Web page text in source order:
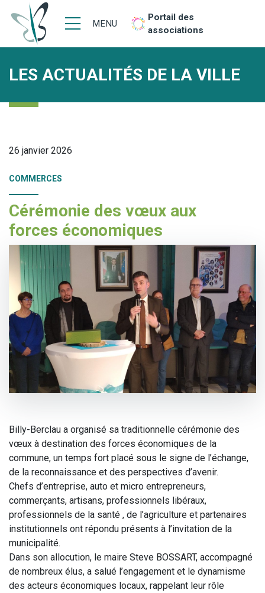
MENU
Portail des
associations
LES ACTUALITÉS DE LA VILLE
26 janvier 2026
COMMERCES
Cérémonie des vœux aux
forces économiques
Billy-Berclau a organisé sa traditionnelle cérémonie des
vœux à destination des forces économiques de la
commune, un temps fort placé sous le signe de l’échange,
de la reconnaissance et des perspectives d’avenir.
Chefs d’entreprise, auto et micro entrepreneurs,
commerçants, artisans, professionnels libéraux,
professionnels de la santé , de l’agriculture et partenaires
institutionnels ont répondu présents à l’invitation de la
municipalité.
Dans son allocution, le maire Steve BOSSART, accompagné
de nombreux élus, a salué l’engagement et le dynamisme
des acteurs économiques locaux, rappelant leur rôle